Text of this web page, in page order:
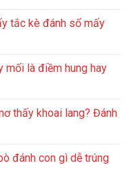
tắc kè đánh số mấy
mối là điềm hung hay
thấy khoai lang? Đánh
đánh con gì dễ trúng